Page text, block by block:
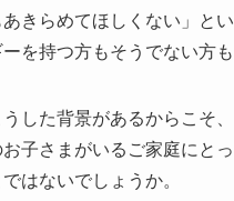
あきらめてほしくない」と
ーを持つ方もそうでない方
うした背景があるからこそ
お子さまがいるご家庭にと
ではないでしょうか。